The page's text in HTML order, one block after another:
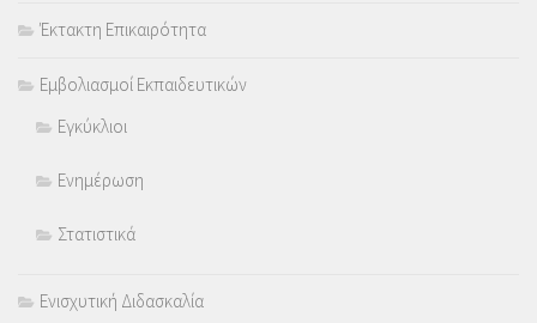
Έκτακτη Επικαιρότητα
Εμβολιασμοί Εκπαιδευτικών
Εγκύκλιοι
Ενημέρωση
Στατιστικά
Ενισχυτική Διδασκαλία